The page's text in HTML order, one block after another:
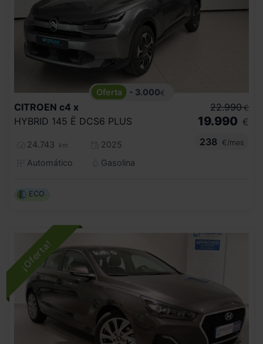
- 3.000€
CITROEN c4 x
HYBRID 145 Ë DCS6 PLUS
24.743 km
2025
Automático
Gasolina
22.990 €
19.990 €
238
€/mes
ECO